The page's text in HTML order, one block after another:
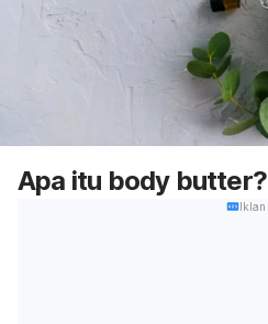
Apa itu body butter?
Iklan